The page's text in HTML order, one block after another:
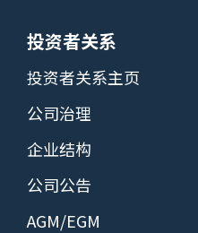
投资者关系
投资者关系主页
公司治理
企业结构
公司公告
AGM/EGM